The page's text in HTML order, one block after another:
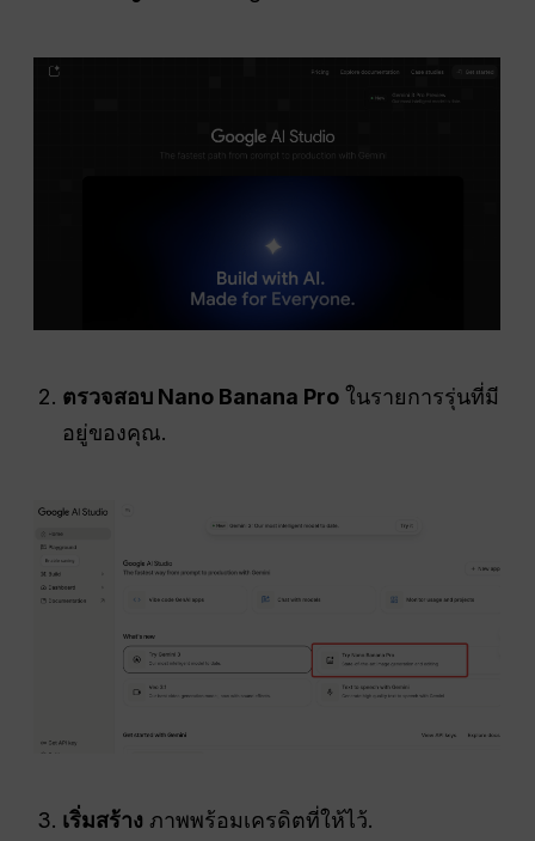
ตรวจสอบ Nano Banana Pro ในรายการรุ่นที่มี
อยู่ของคุณ.
เริ่มสร้าง ภาพพร้อมเครดิตที่ให้ไว้.